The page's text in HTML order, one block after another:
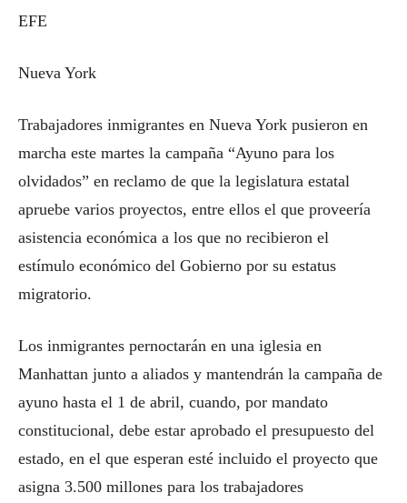
EFE
Nueva York
Trabajadores inmigrantes en Nueva York pusieron en
marcha este martes la campaña “Ayuno para los
olvidados” en reclamo de que la legislatura estatal
apruebe varios proyectos, entre ellos el que proveería
asistencia económica a los que no recibieron el
estímulo económico del Gobierno por su estatus
migratorio.
Los inmigrantes pernoctarán en una iglesia en
Manhattan junto a aliados y mantendrán la campaña de
ayuno hasta el 1 de abril, cuando, por mandato
constitucional, debe estar aprobado el presupuesto del
estado, en el que esperan esté incluido el proyecto que
asigna 3.500 millones para los trabajadores